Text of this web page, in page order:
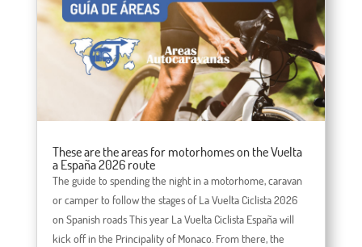
These are the areas for motorhomes on the Vuelta
a España 2026 route
The guide to spending the night in a motorhome, caravan
or camper to follow the stages of La Vuelta Ciclista 2026
on Spanish roads This year La Vuelta Ciclista España will
kick off in the Principality of Monaco. From there, the